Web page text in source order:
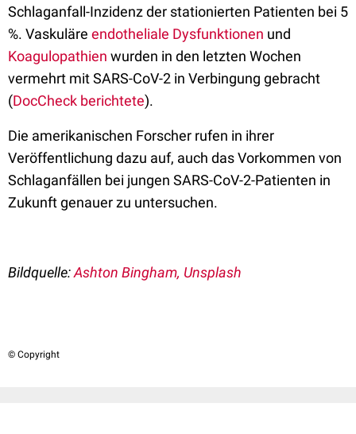
Schlaganfall-Inzidenz der stationierten Patienten bei 5
%. Vaskuläre endotheliale Dysfunktionen und
Koagulopathien wurden in den letzten Wochen
vermehrt mit SARS-CoV-2 in Verbingung gebracht
(DocCheck berichtete).
Die amerikanischen Forscher rufen in ihrer
Veröffentlichung dazu auf, auch das Vorkommen von
Schlaganfällen bei jungen SARS-CoV-2-Patienten in
Zukunft genauer zu untersuchen.
Bildquelle:Ashton Bingham, Unsplash
© Copyright